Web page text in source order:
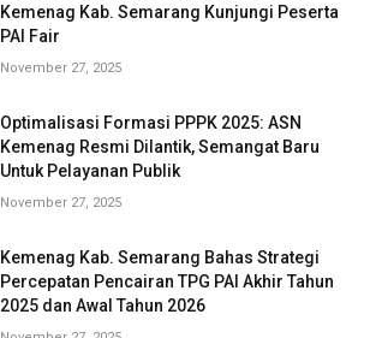
Kemenag Kab. Semarang Kunjungi Peserta
PAI Fair
November 27, 2025
Optimalisasi Formasi PPPK 2025: ASN
Kemenag Resmi Dilantik, Semangat Baru
Untuk Pelayanan Publik
November 27, 2025
Kemenag Kab. Semarang Bahas Strategi
Percepatan Pencairan TPG PAI Akhir Tahun
2025 dan Awal Tahun 2026